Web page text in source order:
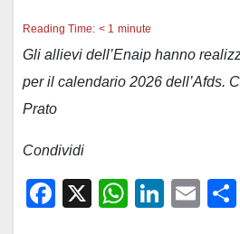
Reading Time: < 1 minute
Gli allievi dell’Enaip hanno
per il calendario 2026 dell’Afds.
Prato
Condividi
F
X
W
Li
E